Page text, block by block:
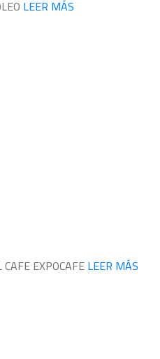
LEER MÁS
EXPOCAFELEER MÁS